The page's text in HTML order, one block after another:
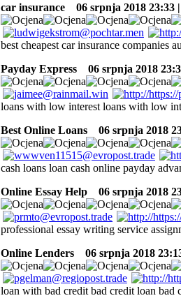
car insurance
06 srpnja 2018 23:33
best cheapest car insurance companies
Payday Express
06 srpnja 2018
loans with low interest loans with low
Best Online Loans
06 srpnja 2018
cash loans loan cash online payday
Online Essay Help
06 srpnja 2018
professional essay writing service
Online Lenders
06 srpnja 2018
loan with bad credit bad credit loan bad